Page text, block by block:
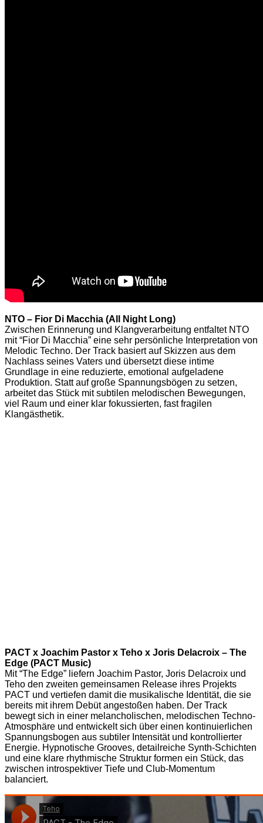
NTO – Fior Di Macchia (All Night Long)
Zwischen Erinnerung und Klangverarbeitung entfaltet NTO
mit “Fior Di Macchia” eine sehr persönliche Interpretation von
Melodic Techno. Der Track basiert auf Skizzen aus dem
Nachlass seines Vaters und übersetzt diese intime
Grundlage in eine reduzierte, emotional aufgeladene
Produktion. Statt auf große Spannungsbögen zu setzen,
arbeitet das Stück mit subtilen melodischen Bewegungen,
viel Raum und einer klar fokussierten, fast fragilen
Klangästhetik.
PACT x Joachim Pastor x Teho x Joris Delacroix – The
Edge (PACT Music)
Mit “The Edge” liefern Joachim Pastor, Joris Delacroix und
Teho den zweiten gemeinsamen Release ihres Projekts
PACT und vertiefen damit die musikalische Identität, die sie
bereits mit ihrem Debüt angestoßen haben. Der Track
bewegt sich in einer melancholischen, melodischen Techno-
Atmosphäre und entwickelt sich über einen kontinuierlichen
Spannungsbogen aus subtiler Intensität und kontrollierter
Energie. Hypnotische Grooves, detailreiche Synth-Schichten
und eine klare rhythmische Struktur formen ein Stück, das
zwischen introspektiver Tiefe und Club-Momentum
balanciert.